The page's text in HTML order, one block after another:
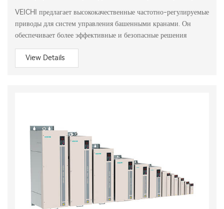
VEICHI предлагает высококачественные частотно-регулируемые
приводы для систем управления башенными кранами. Он
обеспечивает более эффективные и безопасные решения
View Details